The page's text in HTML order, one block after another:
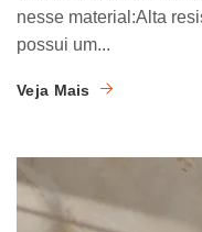
nesse material:Alta
possui um...
Veja Mais